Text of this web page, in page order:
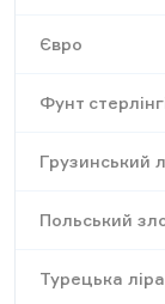
Євро
Фунт
Грузинський
Польський
Турецька ліра